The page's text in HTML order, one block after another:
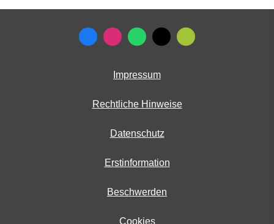
Impressum
Rechtliche Hinweise
Datenschutz
Erstinformation
Beschwerden
Cookies